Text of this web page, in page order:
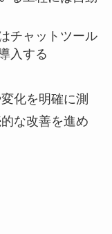
チャットツール
入する
化を明確に測
な改善を進め